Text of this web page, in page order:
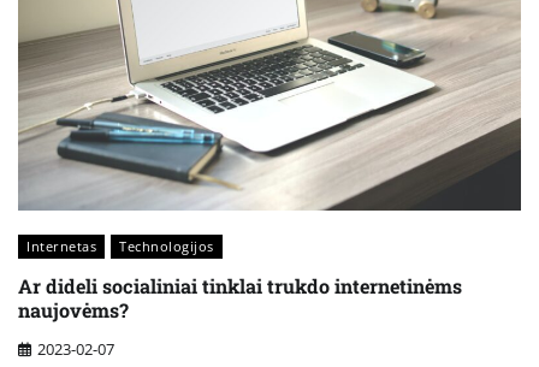
Internetas Technologijos
Ar dideli socialiniai tinklai trukdo internetinėms
naujovėms?
2023-02-07